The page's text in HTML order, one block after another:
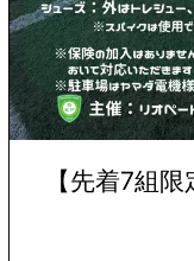
【先着7組